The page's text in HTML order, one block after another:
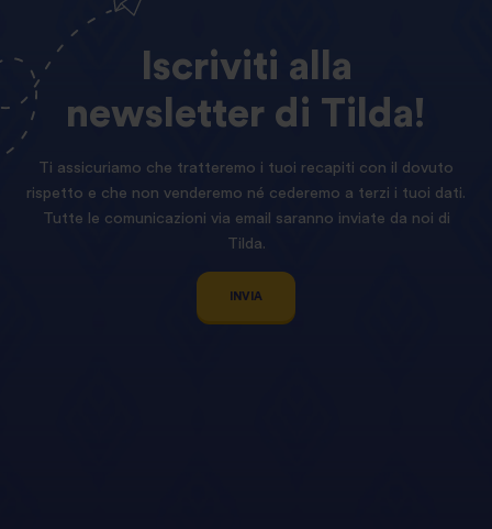
Iscriviti alla
newsletter di Tilda!
Ti assicuriamo che tratteremo i tuoi recapiti con il dovuto
rispetto e che non venderemo né cederemo a terzi i tuoi dati.
Tutte le comunicazioni via email saranno inviate da noi di
Tilda.
INVIA